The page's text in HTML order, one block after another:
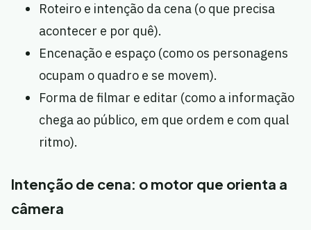
Roteiro e intenção da cena (o que precisa
acontecer e por quê).
Encenação e espaço (como os personagens
ocupam o quadro e se movem).
Forma de filmar e editar (como a informação
chega ao público, em que ordem e com qual
ritmo).
Intenção de cena: o motor que orienta a
câmera